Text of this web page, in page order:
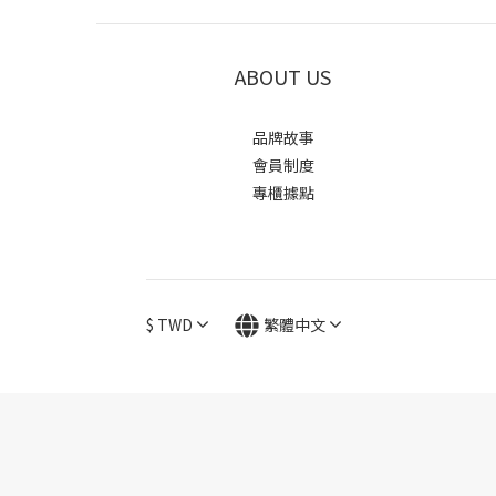
ABOUT US
品牌故事
會員制度
專櫃據點
$ TWD 繁體中文